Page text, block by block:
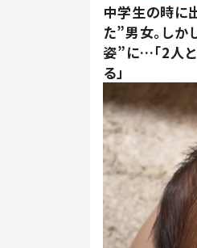
中学生の時に
た”男女。し
姿”に…「2人
る」